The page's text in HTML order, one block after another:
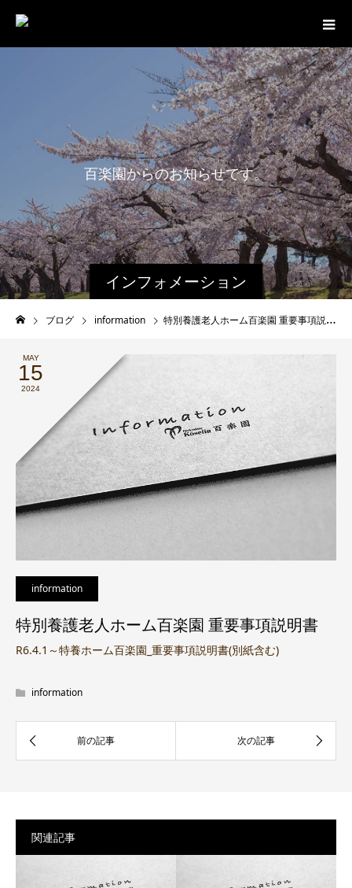
インフォメーション
百楽園からのお知らせです。
ブログ information 特別養護老人ホーム百楽園 重要事項説明書
MAY
15
2024
information
特別養護老人ホーム百楽園 重要事項説明書
R6.4.1～特養ホーム百楽園_重要事項説明書(別紙含む)
information
関連記事